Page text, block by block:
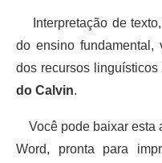
Interpretação de
do ensino
dos recursos
do Calvin.
Você pode baixar esta
Word, pronta para